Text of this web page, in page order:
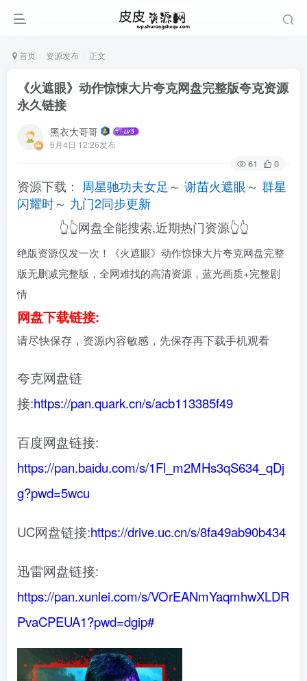
首页 资源发布 正文
《火遮眼》动作惊悚大片夸克网盘完整版夸克资源
永久链接
黑衣大哥哥
6月4日 12:26发布
61 0
资源下载： 周星驰功夫女足 ～ 谢苗火遮眼～ 群星
闪耀时～ 九门2同步更新
👆👆网盘全能搜索,近期热门资源👆👆
绝版资源仅发一次！《火遮眼》动作惊悚大片夸克网盘完整
版无删减完整版，全网难找的高清资源，蓝光画质+完整剧
情
网盘下载链接:
请尽快保存，资源内容敏感，先保存再下载手机观看
夸克网盘链
接:https://pan.quark.cn/s/acb113385f49
百度网盘链接:
https://pan.baidu.com/s/1Fl_m2MHs3qS634_qDj
g?pwd=5wcu
UC网盘链接:https://drive.uc.cn/s/8fa49ab90b434
迅雷网盘链接:
https://pan.xunlei.com/s/VOrEANmYaqmhwXLDR
PvaCPEUA1?pwd=dgip#